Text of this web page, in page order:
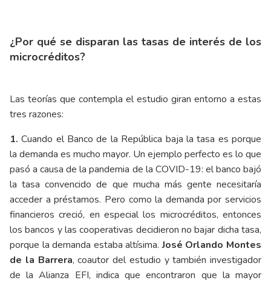
¿Por qué se disparan las tasas de interés de los
microcréditos?
Las teorías que contempla el estudio giran entorno a estas
tres razones:
1. Cuando el Banco de la República baja la tasa es porque
la demanda es mucho mayor. Un ejemplo perfecto es lo que
pasó a causa de la pandemia de la COVID-19: el banco bajó
la tasa convencido de que mucha más gente necesitaría
acceder a préstamos. Pero como la demanda por servicios
financieros creció, en especial los microcréditos, entonces
los bancos y las cooperativas decidieron no bajar dicha tasa,
porque la demanda estaba altísima.José Orlando Montes
de la Barrera, coautor del estudio y también investigador
de la Alianza EFI, indica que encontraron que la mayor